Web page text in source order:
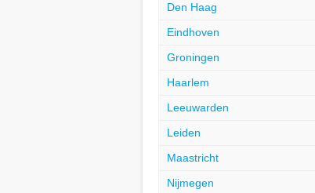
Den Haag
Eindhoven
Groningen
Haarlem
Leeuwarden
Leiden
Maastricht
Nijmegen